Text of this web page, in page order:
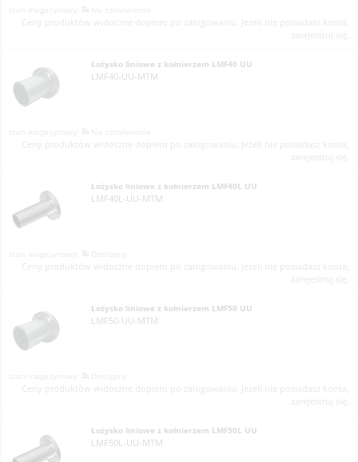
Ceny produktów widoczne dopiero po zalogowaniu. Jeżeli nie posiadasz konta,
zarejestruj się.
Łożysko liniowe z kołnierzem LMF40 UU
LMF40-UU-MTM
Ceny produktów widoczne dopiero po zalogowaniu. Jeżeli nie posiadasz konta,
zarejestruj się.
Łożysko liniowe z kołnierzem LMF40L UU
LMF40L-UU-MTM
Ceny produktów widoczne dopiero po zalogowaniu. Jeżeli nie posiadasz konta,
zarejestruj się.
Łożysko liniowe z kołnierzem LMF50 UU
LMF50-UU-MTM
Ceny produktów widoczne dopiero po zalogowaniu. Jeżeli nie posiadasz konta,
zarejestruj się.
Łożysko liniowe z kołnierzem LMF50L UU
LMF50L-UU-MTM